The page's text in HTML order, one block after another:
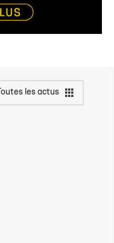
Toutes les actus